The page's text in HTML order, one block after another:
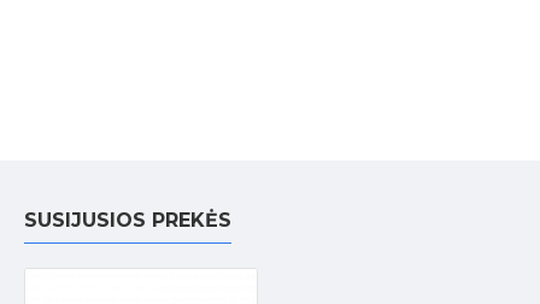
SUSIJUSIOS PREKĖS